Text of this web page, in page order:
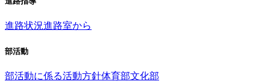
進路状況進路室から
部活動
部活動に係る活動方針体育部文化部